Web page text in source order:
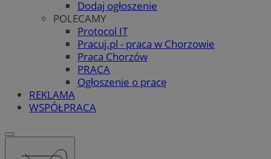
Dodaj ogłoszenie
POLECAMY
Protocol IT
Pracuj.pl - praca w Chorzowie
Praca Chorzów
PRACA
Ogłoszenie o pracę
REKLAMA
WSPÓŁPRACA